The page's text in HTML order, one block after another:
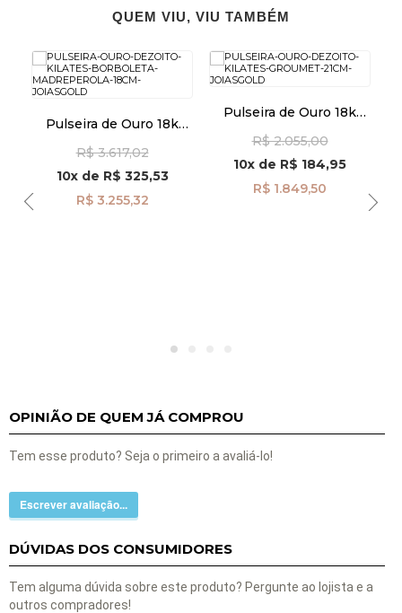
QUEM VIU, VIU TAMBÉM
Pulseira de Ouro 18k
de 18cm pu08323
R$ 3.617,02
10xde R$ 325,53
R$ 3.255,32
Pulseira de Ouro 18k
21cm pu08464
R$ 2.055,00
10x de R$ 184,95
R$ 1.849,50
OPINIÃO DE QUEM JÁ COMPROU
Tem esse produto? Seja o primeiro a avaliá-lo!
Escrever avaliação...
DÚVIDAS DOS CONSUMIDORES
Tem alguma dúvida sobre este produto? Pergunte ao lojista e a
outros compradores!